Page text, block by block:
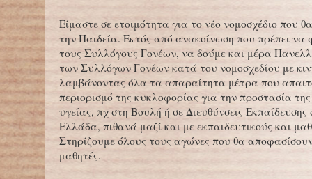
Είμαστε σε ετοιμότητα για το νέο νομοσχέδιο που
την Παιδεία. Εκτός από ανακοίνωση που πρέπει να
τους Συλλόγους Γονέων, να δούμε και μέρα
των Συλλόγων Γονέων κατά του νομοσχεδίου με
λαμβάνοντας όλα τα απαραίτητα μέτρα που
περιορισμό της κυκλοφορίας για την προστασία
υγείας, πχ στη Βουλή ή σε Διευθύνσεις
Ελλάδα, πιθανά μαζί και με εκπαιδευτικούς και
Στηρίζουμε όλους τους αγώνες που θα
μαθητές.